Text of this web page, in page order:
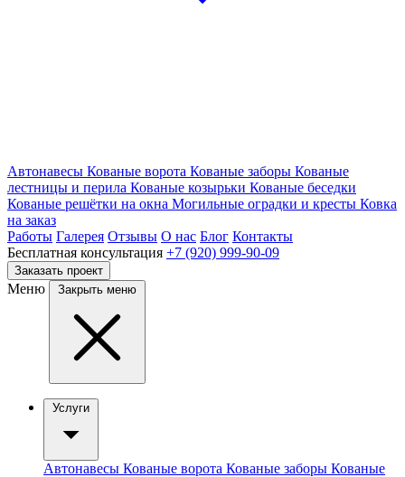
Автонавесы Кованые ворота Кованые заборы Кованые
лестницы и перила Кованые козырьки Кованые беседки
Кованые решётки на окна Могильные оградки и кресты Ковка
на заказ
Работы Галерея Отзывы О нас Блог Контакты
Бесплатная консультация +7 (920) 999-90-09
Заказать проект
Меню Закрыть меню
Услуги
Автонавесы Кованые ворота Кованые заборы Кованые